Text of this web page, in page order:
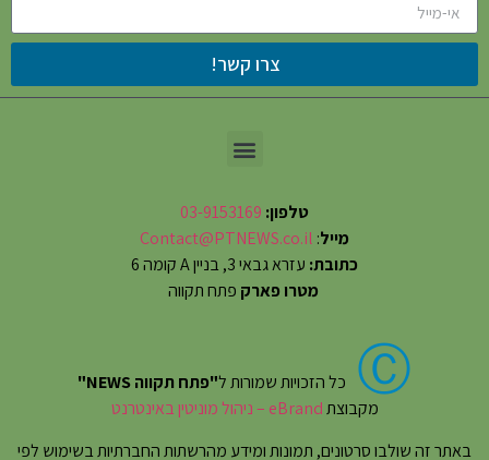
צרו קשר!
טלפון: 03-9153169
מייל:
Contact@PTNEWS.co.il
כתובת: עזרא גבאי 3, בניין A קומה 6
מטרו פארק פתח תקווה
Ⓒ כל הזכויות שמורות ל"פתח תקווה NEWS"
מקבוצתeBrand – ניהול מוניטין באינטרנט
באתר זה שולבו סרטונים, תמונות ומידע מהרשתות החברתיות בשימוש לפי